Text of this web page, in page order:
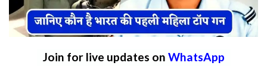
Join for live updates on WhatsApp